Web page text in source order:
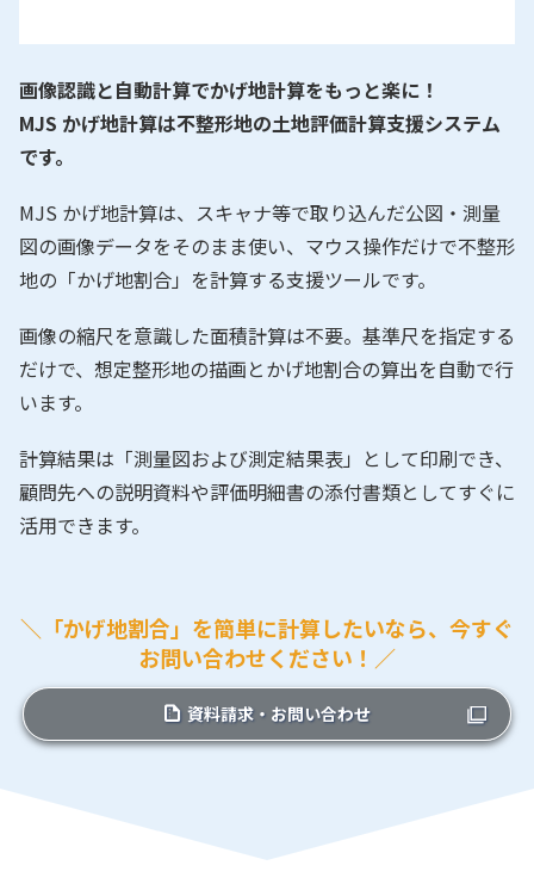
画像認識と自動計算でかげ地計算をもっと楽に！
MJS かげ地計算は不整形地の土地評価計算支援システム
です。
MJS かげ地計算は、スキャナ等で取り込んだ公図・測量
図の画像データをそのまま使い、マウス操作だけで不整形
地の「かげ地割合」を計算する支援ツールです。
画像の縮尺を意識した面積計算は不要。基準尺を指定する
だけで、想定整形地の描画とかげ地割合の算出を自動で行
います。
計算結果は「測量図および測定結果表」として印刷でき、
顧問先への説明資料や評価明細書の添付書類としてすぐに
活用できます。
＼「かげ地割合」を簡単に計算したいなら、今すぐ
お問い合わせください！／
資料請求・お問い合わせ